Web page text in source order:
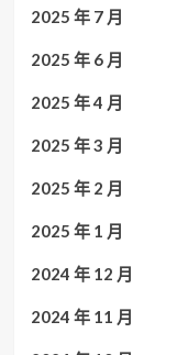
2025 年 7 月
2025 年 6 月
2025 年 4 月
2025 年 3 月
2025 年 2 月
2025 年 1 月
2024 年 12 月
2024 年 11 月